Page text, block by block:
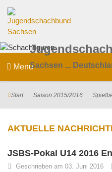
Sachsen ...
Menu
Start Saison 2015/2016
AKTUELLE
JSBS-Pokal U14 2016
Geschrieben am 03. Juni 2016